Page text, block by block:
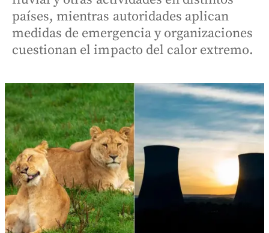
países, mientras autoridades aplican
medidas de emergencia y organizaciones
cuestionan el impacto del calor extremo.